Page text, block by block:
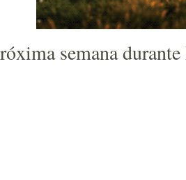
semana